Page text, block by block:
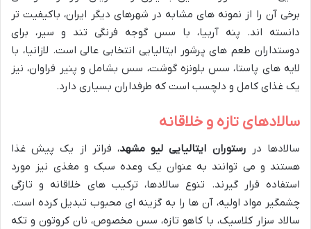
برخی آن را از نمونه های مشابه در شهرهای دیگر ایران، باکیفیت تر
دانسته اند. پنه آربیا، با سس گوجه فرنگی تند و سیر، برای
دوستداران طعم های پرشور ایتالیایی انتخابی عالی است. لازانیا، با
لایه های پاستا، سس بلونزه گوشت، سس بشامل و پنیر فراوان، نیز
یک غذای کامل و دلچسب است که طرفداران بسیاری دارد.
سالادهای تازه و خلاقانه
سالادها در رستوران ایتالیایی لیو مشهد، فراتر از یک پیش غذا
هستند و می توانند به عنوان یک وعده سبک و مغذی نیز مورد
استفاده قرار گیرند. تنوع سالادها، ترکیب های خلاقانه و تازگی
چشمگیر مواد اولیه، آن ها را به گزینه ای محبوب تبدیل کرده است.
سالاد سزار کلاسیک، با کاهو تازه، سس مخصوص، نان کروتون و تکه